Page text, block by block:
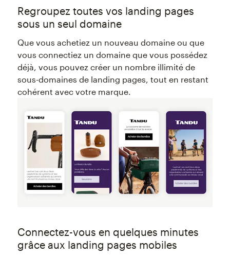
Regroupez toutes vos landing pages
sous un seul domaine
Que vous achetiez un nouveau domaine ou que
vous connectiez un domaine que vous possédez
déjà, vous pouvez créer un nombre illimité de
sous-domaines de landing pages, tout en restant
cohérent avec votre marque.
Connectez-vous en quelques minutes
grâce aux landing pages mobiles